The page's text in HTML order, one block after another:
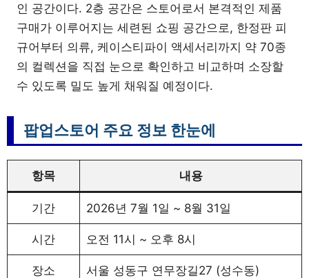
인 공간이다. 2층 공간은 스토어로서 본격적인 제품
구매가 이루어지는 세련된 쇼핑 공간으로, 한정판 피
규어부터 의류, 케이스티파이 액세서리까지 약 70종
의 컬렉션을 직접 눈으로 확인하고 비교하며 소장할
수 있도록 밀도 높게 채워질 예정이다.
팝업스토어 주요 정보 한눈에
항목 내용
기간 2026년 7월 1일 ~ 8월 31일
시간 오전 11시 ~ 오후 8시
장소 서울 성동구 연무장길27 (성수동)